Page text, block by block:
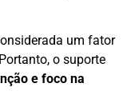
um fator
o suporte
e foco na